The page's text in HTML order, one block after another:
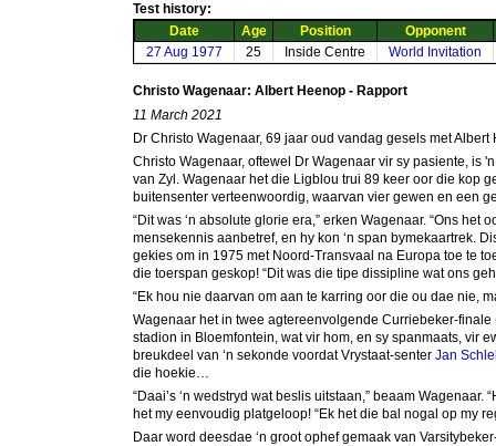
Test history:
Date
Age Position
Opponent
27 Aug 1977
25 Inside Centre World Invitation
Christo Wagenaar: Albert Heenop - Rapport
11 March 2021
Dr Christo Wagenaar, 69 jaar oud vandag gesels met
Christo Wagenaar, oftewel Dr Wagenaar vir sy pasiente, is
van Zyl. Wagenaar het die Ligblou trui 89 keer oor die kop
buitensenter verteenwoordig, waarvan vier gewen en een
“Dit was ‘n absolute glorie era,” erken Wagenaar. “Ons
mensekennis aanbetref, en hy kon ‘n span bymekaartrek.
gekies om in 1975 met Noord-Transvaal na Europa toe te
die toerspan geskop! “Dit was die tipe dissipline wat ons
“Ek hou nie daarvan om aan te karring oor die ou dae nie,
Wagenaar het in twee agtereenvolgende Curriebeker-
stadion in Bloemfontein, wat vir hom, en sy spanmaats, vir
breukdeel van ‘n sekonde voordat Vrystaat-senter Jan
die hoekie…
“Daai’s ‘n wedstryd wat beslis uitstaan,” beaam
het my eenvoudig platgeloop! “Ek het die bal nogal op my
Daar word deesdae ‘n groot ophef gemaak van